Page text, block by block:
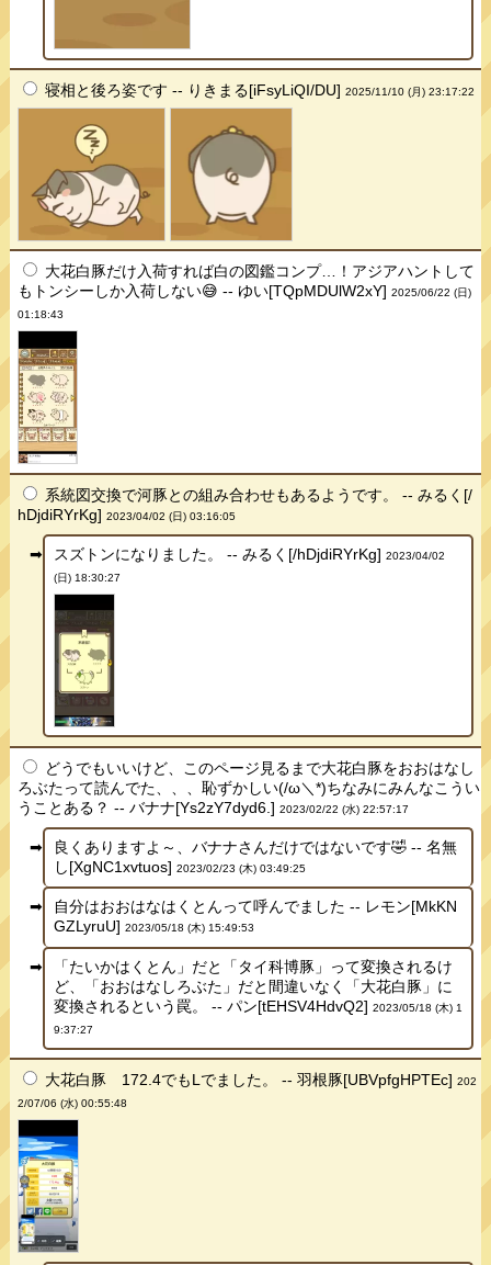
寝相と後ろ姿です -- りきまる[iFsyLiQI/DU]2025/11/10 (月) 23:17:22
大花白豚だけ入荷すれば白の図鑑コンプ…！アジアハントして
もトンシーしか入荷しない😅 -- ゆい[TQpMDUlW2xY]2025/06/22 (日)
01:18:43
系統図交換で河豚との組み合わせもあるようです。 -- みるく[/
hDjdiRYrKg]2023/04/02 (日) 03:16:05
スズトンになりました。 -- みるく[/hDjdiRYrKg] 2023/04/02
(日) 18:30:27
どうでもいいけど、このページ見るまで大花白豚をおおはなし
ろぶたって読んでた、、、恥ずかしい(/ω＼*)ちなみにみんなこうい
うことある？ -- バナナ[Ys2zY7dyd6.]2023/02/22 (水) 22:57:17
良くありますよ～、バナナさんだけではないです🤣 -- 名無
し[XgNC1xvtuos] 2023/02/23 (木) 03:49:25
自分はおおはなはくとんって呼んでました -- レモン[MkKN
GZLyruU] 2023/05/18 (木) 15:49:53
「たいかはくとん」だと「タイ科博豚」って変換されるけ
ど、「おおはなしろぶた」だと間違いなく「大花白豚」に
変換されるという罠。 -- パン[tEHSV4HdvQ2] 2023/05/18 (木) 1
9:37:27
大花白豚 172.4でもLでました。 -- 羽根豚[UBVpfgHPTEc]202
2/07/06 (水) 00:55:48